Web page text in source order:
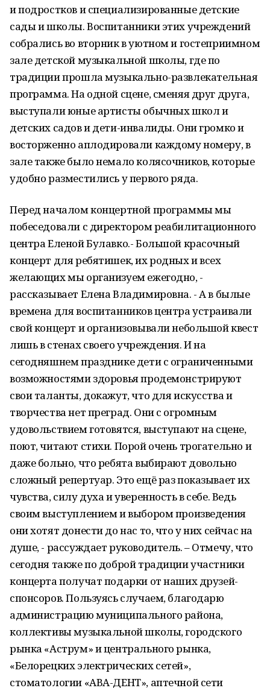
и подростков и специализированные детские
сады и школы. Воспитанники этих учреждений
собрались во вторник в уютном и гостеприимном
зале детской музыкальной школы, где по
традиции прошла музыкально-развлекательная
программа. На одной сцене, сменяя друг друга,
выступали юные артисты обычных школ и
детских садов и дети-инвалиды. Они громко и
восторженно аплодировали каждому номеру, в
зале также было немало колясочников, которые
удобно разместились у первого ряда.
Перед началом концертной программы мы
побеседовали с директором реабилитационного
центра Еленой Булавко.- Большой красочный
концерт для ребятишек, их родных и всех
желающих мы организуем ежегодно, -
рассказывает Елена Владимировна. - А в былые
времена для воспитанников центра устраивали
свой концерт и организовывали небольшой квест
лишь в стенах своего учреждения. И на
сегодняшнем празднике дети с ограниченными
возможностями здоровья продемонстрируют
свои таланты, докажут, что для искусства и
творчества нет преград. Они с огромным
удовольствием готовятся, выступают на сцене,
поют, читают стихи. Порой очень трогательно и
даже больно, что ребята выбирают довольно
сложный репертуар. Это ещё раз показывает их
чувства, силу духа и уверенность в себе. Ведь
своим выступлением и выбором произведения
они хотят донести до нас то, что у них сейчас на
душе, - рассуждает руководитель. – Отмечу, что
сегодня также по доброй традиции участники
концерта получат подарки от наших друзей-
спонсоров. Пользуясь случаем, благодарю
администрацию муниципального района,
коллективы музыкальной школы, городского
рынка «Аструм» и центрального рынка,
«Белорецких электрических сетей»,
стоматологии «АВА-ДЕНТ», аптечной сети